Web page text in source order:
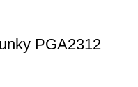
PGA2312